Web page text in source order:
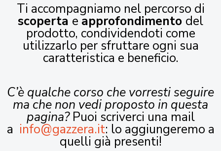
Ti accompagniamo nel percorso di
scoperta e approfondimento del
prodotto, condividendoti come
utilizzarlo per sfruttare ogni sua
caratteristica e beneficio.
C’è qualche corso che vorresti seguire
ma che non vedi proposto in questa
pagina?Puoi scriverci una mail
a info@gazzera.it: lo aggiungeremo a
quelli già presenti!